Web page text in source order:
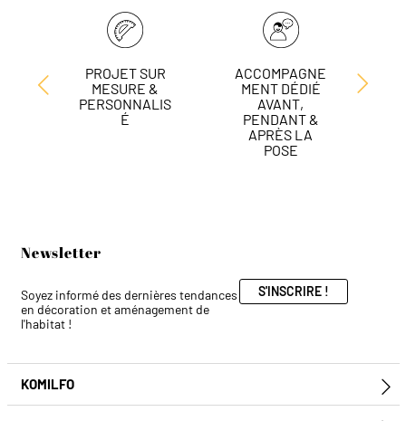
PROJET SUR
MESURE &
PERSONNALIS
É
ACCOMPAGNE
MENT DÉDIÉ
AVANT,
PENDANT &
APRÈS LA
POSE
Newsletter
Soyez informé des dernières tendances
en décoration et aménagement de
l'habitat !
S'INSCRIRE !
KOMILFO